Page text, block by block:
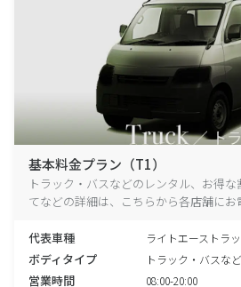
基本料金プラン（T1）
トラック・バスなどのレンタル、お得
てなどの詳細は、こちらから各店舗にお
代表車種 ライトエーストラ
ボディタイプ トラック・バスなど
営業時間 08:00-20:00